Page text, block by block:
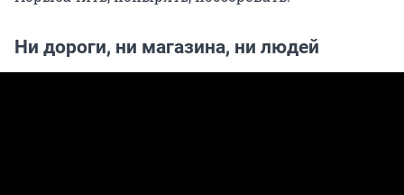
Ни дороги, ни магазина, ни людей